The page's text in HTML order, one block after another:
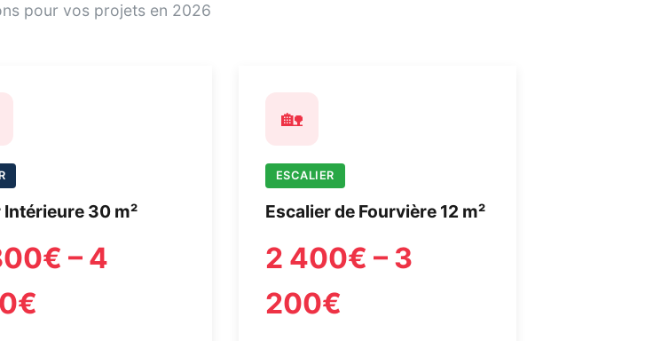
pour vos projets en 2026
Intérieure 30 m²
– 4
🏡
ESCALIER
Escalier de Fourvière 12 m²
2 400€ – 3
200€